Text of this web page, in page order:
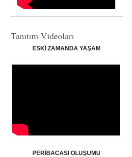
Tanıtım Videoları
ESKİ ZAMANDA YAŞAM
PERİBACASI OLUŞUMU